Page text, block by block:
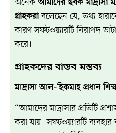
অনেকআমাদের ছবক মাদ্রাসা
গ্রাহকরাবলেছেন যে, তথ্য
কারণ সফটওয়্যারটি নিরাপদ
করে।
গ্রাহকদের বাস্তব মন্তব্য
মাদ্রাসা আল-হিকমাহ প্রধান
“আমাদের মাদ্রাসার প্রতিটি
করা যায়। সফটওয়্যারটি